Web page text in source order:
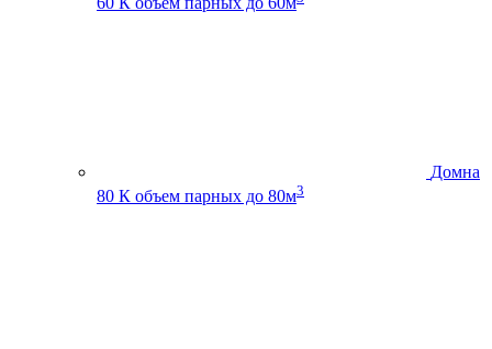
Домна
80 К объем парных до 80м3